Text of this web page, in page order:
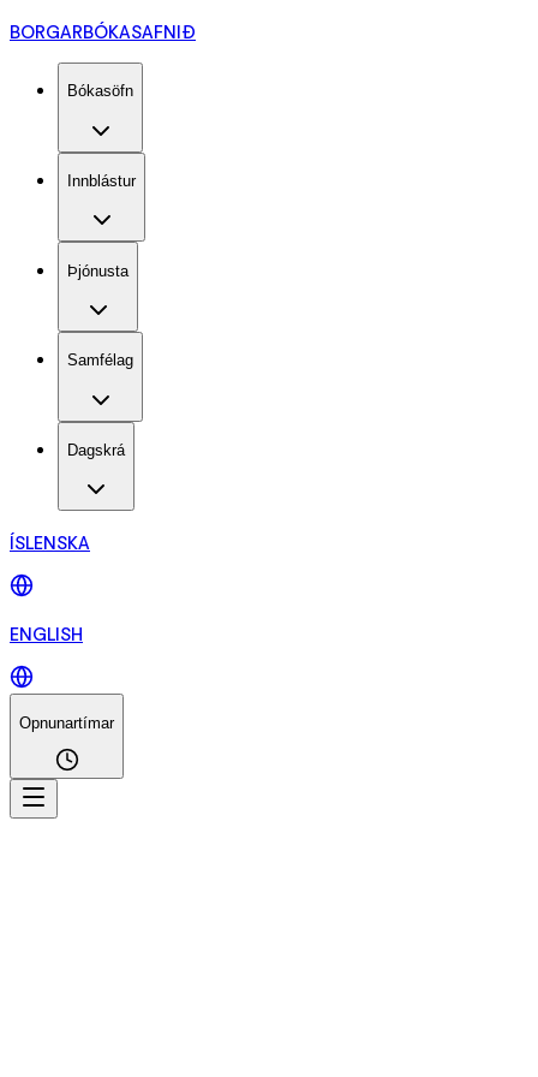
BORGARBÓKASAFNIÐ
Bókasöfn
Innblástur
Þjónusta
Samfélag
Dagskrá
ÍSLENSKA
ENGLISH
Opnunartímar